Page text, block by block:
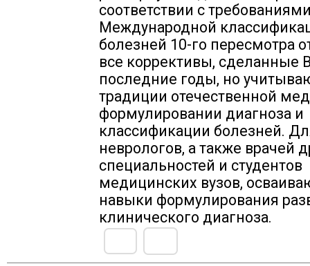
соответствии с
Международной
болезней 10-го пересмотра
все коррективы, сделанные
последние годы, но
традиции отечественной
формулировании диагноза и
классификации болезней.
неврологов, а также врачей
специальностей и студентов
медицинских вузов,
навыки формулирования
клинического диагноза.